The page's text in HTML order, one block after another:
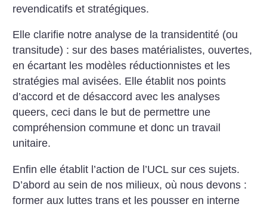
revendicatifs et stratégiques.
Elle clarifie notre analyse de la transidentité (ou
transitude) : sur des bases matérialistes, ouvertes,
en écartant les modèles réductionnistes et les
stratégies mal avisées. Elle établit nos points
d’accord et de désaccord avec les analyses
queers, ceci dans le but de permettre une
compréhension commune et donc un travail
unitaire.
Enfin elle établit l’action de l’UCL sur ces sujets.
D’abord au sein de nos milieux, où nous devons :
former aux luttes trans et les pousser en interne